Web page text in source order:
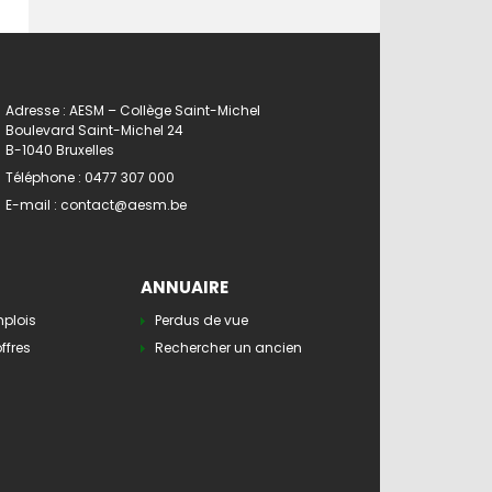
Adresse : AESM – Collège Saint-Michel
Boulevard Saint-Michel 24
B-1040 Bruxelles
Téléphone : 0477 307 000
E-mail : contact@aesm.be
ANNUAIRE
Perdus de vue
Rechercher un ancien